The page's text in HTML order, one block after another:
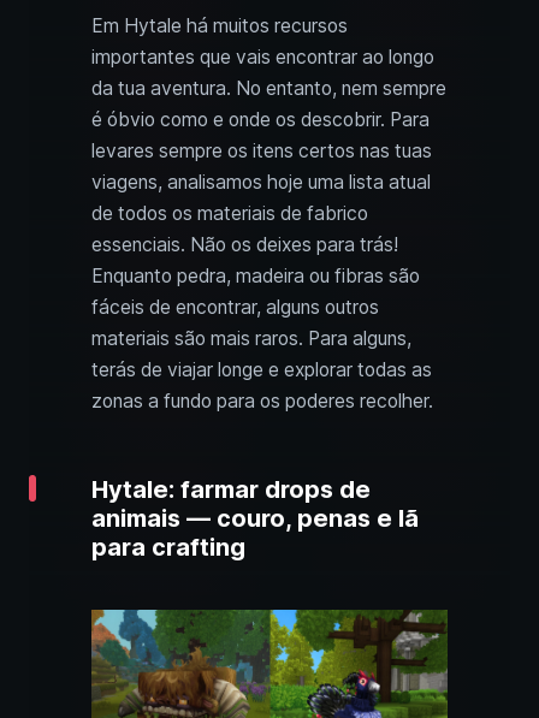
Em Hytale há muitos recursos
importantes que vais encontrar ao longo
da tua aventura. No entanto, nem sempre
é óbvio como e onde os descobrir. Para
levares sempre os itens certos nas tuas
viagens, analisamos hoje uma lista atual
de todos os materiais de fabrico
essenciais. Não os deixes para trás!
Enquanto pedra, madeira ou fibras são
fáceis de encontrar, alguns outros
materiais são mais raros. Para alguns,
terás de viajar longe e explorar todas as
zonas a fundo para os poderes recolher.
Hytale: farmar drops de
animais — couro, penas e lã
para crafting